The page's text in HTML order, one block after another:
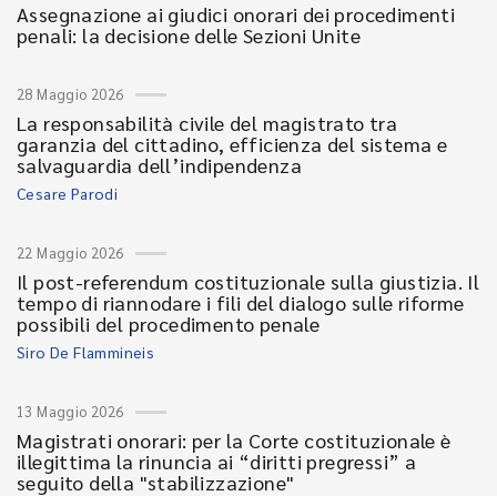
Assegnazione ai giudici onorari dei procedimenti
penali: la decisione delle Sezioni Unite
28 Maggio 2026
La responsabilità civile del magistrato tra
garanzia del cittadino, efficienza del sistema e
salvaguardia dell’indipendenza
Cesare Parodi
22 Maggio 2026
Il post-referendum costituzionale sulla giustizia. Il
tempo di riannodare i fili del dialogo sulle riforme
possibili del procedimento penale
Siro De Flammineis
13 Maggio 2026
Magistrati onorari: per la Corte costituzionale è
illegittima la rinuncia ai “diritti pregressi” a
seguito della "stabilizzazione"